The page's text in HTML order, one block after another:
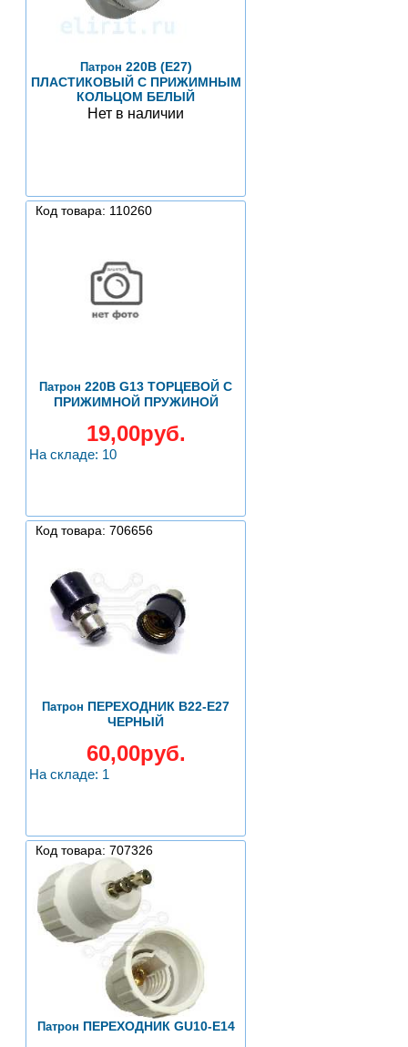
Патрон 220В (Е27)
ПЛАСТИКОВЫЙ С ПРИЖИМНЫМ
КОЛЬЦОМ БЕЛЫЙ
Нет в наличии
Код товара: 110260
Патрон 220В G13 ТОРЦЕВОЙ С
ПРИЖИМНОЙ ПРУЖИНОЙ
19,00руб.
На складе: 10
Код товара: 706656
Патрон ПЕРЕХОДНИК B22-E27
ЧЕРНЫЙ
60,00руб.
На складе: 1
Код товара: 707326
Патрон ПЕРЕХОДНИК GU10-E14